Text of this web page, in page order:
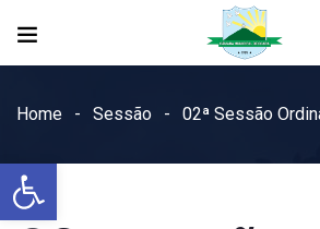
Open toolbar
Home Sessão 02ª Sessão